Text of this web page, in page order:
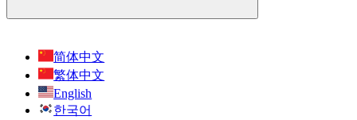
简体中文
繁体中文
English
한국어